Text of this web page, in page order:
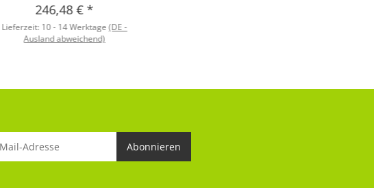
246,48 € *
Lieferzeit: 10 - 14 Werktage(DE -
Ausland abweichend)
Abonnieren